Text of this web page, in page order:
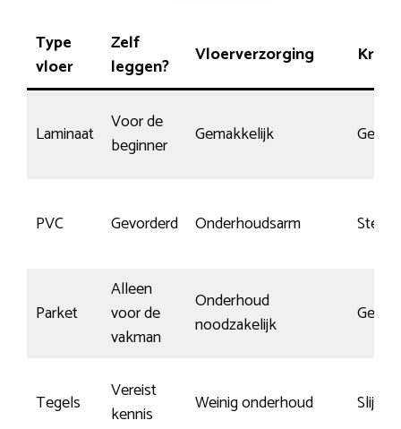
Type
vloer
Zelf
leggen?
Vloerverzorging
Laminaat
Voor de
beginner
Gemakkelijk
PVC Gevorderd Onderhoudsarm Sterk
Parket
Alleen
voor de
vakman
Onderhoud
noodzakelijk
Tegels
Vereist
kennis
Weinig onderhoud Slijt-